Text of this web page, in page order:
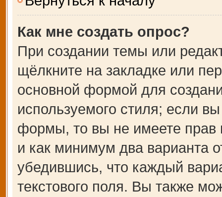
Как мне создать опрос?
При создании темы или
щёлкните на закладке или
основной формой для
используемого стиля; если
формы, то вы не имеете прав
и как минимум два варианта
убедившись, что каждый
текстового поля. Вы также